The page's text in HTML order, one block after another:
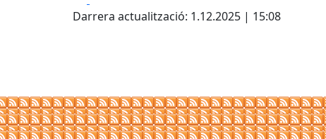
+
Darrera actualització: 1.12.2025 | 15:08